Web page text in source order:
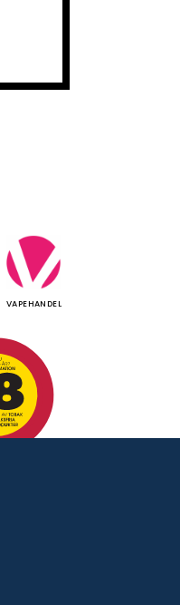
VAPEHANDEL